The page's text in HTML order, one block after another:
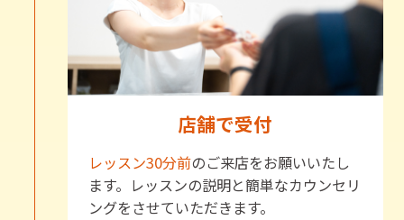
店舗で受付
レッスン30分前のご来店をお願いいたし
ます。レッスンの説明と簡単なカウンセリ
ングをさせていただきます。